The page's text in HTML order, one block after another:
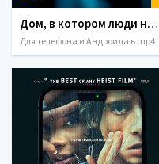
Дом, в котором люди не живут (2026)
Для телефона и Андроида в mp4